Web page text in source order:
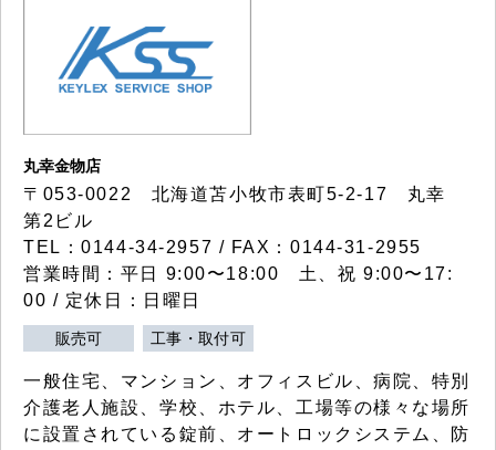
丸幸金物店
〒053-0022 北海道苫小牧市表町5-2-17 丸幸
第2ビル
TEL：0144-34-2957 / FAX：0144-31-2955
営業時間：平日 9:00〜18:00 土、祝 9:00〜17:
00 / 定休日：日曜日
販売可 工事・取付可
一般住宅、マンション、オフィスビル、病院、特別
介護老人施設、学校、ホテル、工場等の様々な場所
に設置されている錠前、オートロックシステム、防